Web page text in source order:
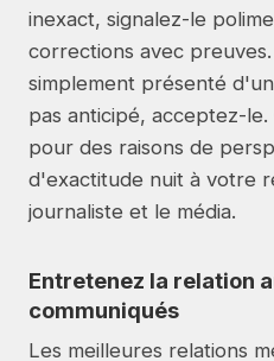
inexact, signalez-le
corrections avec
simplement présenté
pas anticipé, acceptez-
pour des raisons de
d'exactitude nuit à votre
journaliste et le média.
Entretenez la relation
communiqués
Les meilleures relations